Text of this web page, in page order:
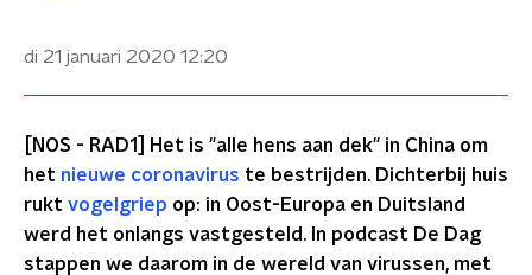
di 21 januari 2020 12:20
[NOS - RAD1] Het is "alle hens aan dek" in China om
het nieuwe coronavirus te bestrijden. Dichterbij huis
rukt vogelgriep op: in Oost-Europa en Duitsland
werd het onlangs vastgesteld. In podcast De Dag
stappen we daarom in de wereld van virussen, met